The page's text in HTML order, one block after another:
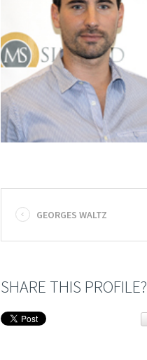
GEORGES WALTZ
SHARE THIS PROFILE?